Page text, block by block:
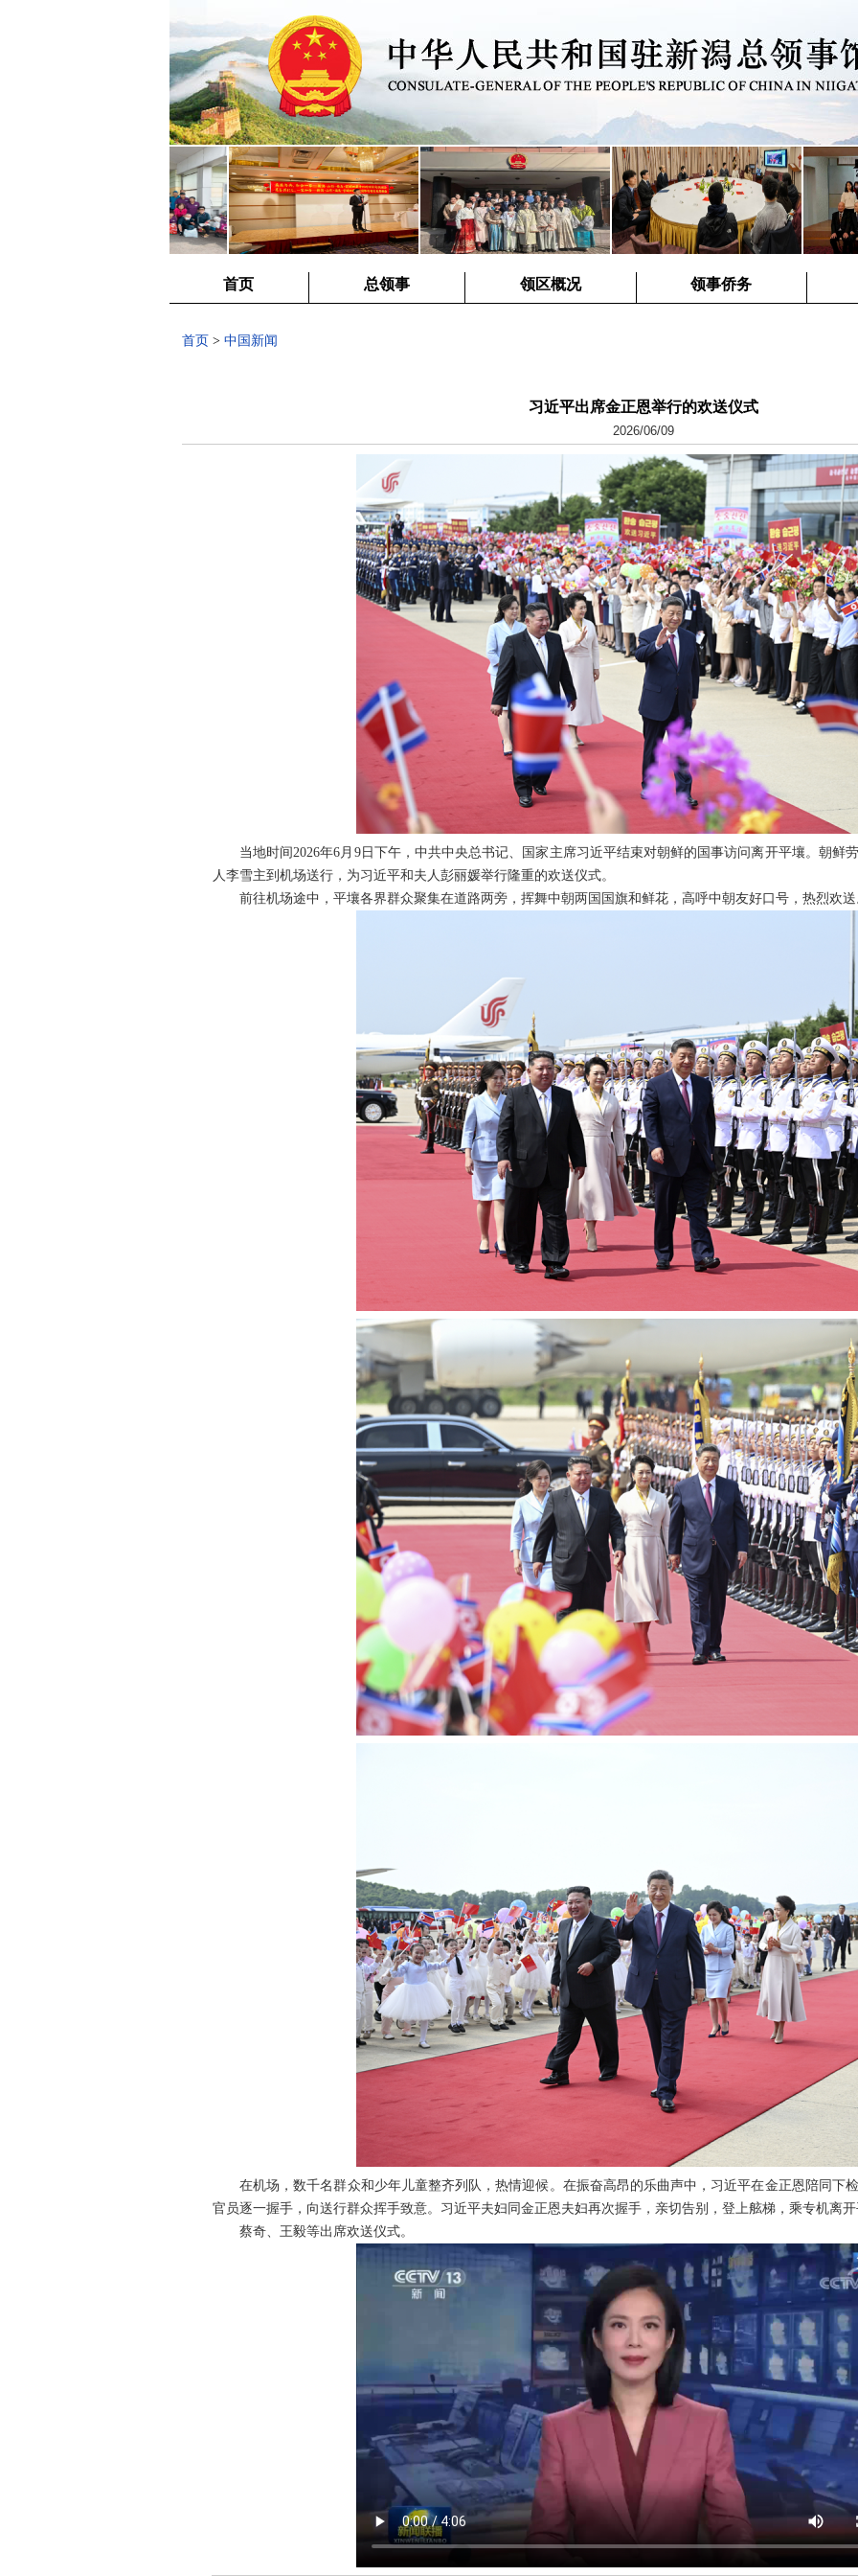
首页 总领事 领区概况 领事侨务
首页 > 中国新闻
习近平出席金正恩举行的欢送仪式
2026/06/09
当地时间2026年6月9日下午，中共中央总书记、国家主席习近平结束对朝鲜的国事访问离开平壤。朝鲜
人李雪主到机场送行，为习近平和夫人彭丽媛举行隆重的欢送仪式。
前往机场途中，平壤各界群众聚集在道路两旁，挥舞中朝两国国旗和鲜花，高呼中朝友好口号，热烈欢
在机场，数千名群众和少年儿童整齐列队，热情迎候。在振奋高昂的乐曲声中，习近平在金正恩陪同下
官员逐一握手，向送行群众挥手致意。习近平夫妇同金正恩夫妇再次握手，亲切告别，登上舷梯，乘专机离
蔡奇、王毅等出席欢送仪式。